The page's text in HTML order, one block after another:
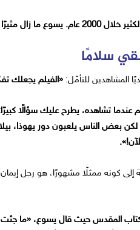
مثيرًا للجدل الآن أكثر من أي وقت مضى».
سلامًا
المشاهدين للتأمّل: «الفيلم يجعلك
عندما تشاهده، يطرح عليك سؤالًا
بعض الناس يلعبون دور يهوذا،
إلى كونه ممثلًا مشهورًا، هو رجل
المقدس حيث قال يسوع، «ما